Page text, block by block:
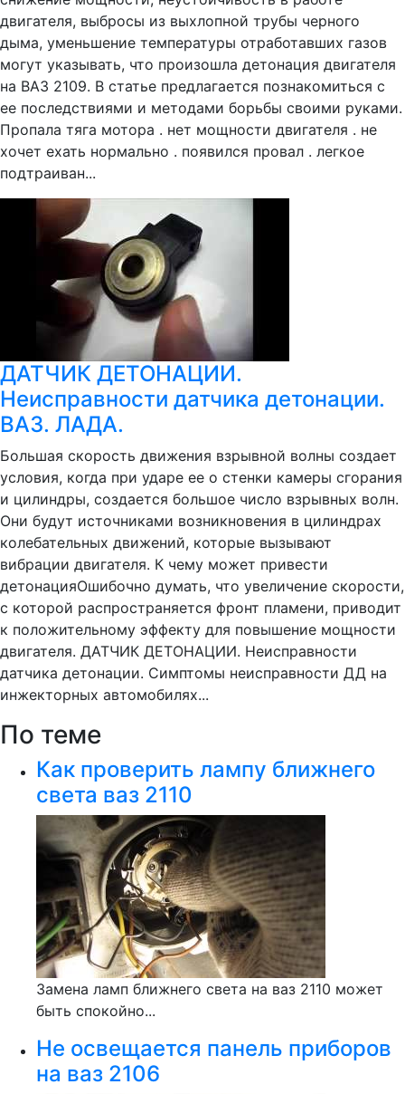
двигателя, выбросы из выхлопной трубы черного
дыма, уменьшение температуры отработавших газов
могут указывать, что произошла детонация двигателя
на ВАЗ 2109. В статье предлагается познакомиться с
ее последствиями и методами борьбы своими руками.
Пропала тяга мотора . нет мощности двигателя . не
хочет ехать нормально . появился провал . легкое
подтраиван...
ДАТЧИК ДЕТОНАЦИИ.
Неисправности датчика детонации.
ВАЗ. ЛАДА.
Большая скорость движения взрывной волны создает
условия, когда при ударе ее о стенки камеры сгорания
и цилиндры, создается большое число взрывных волн.
Они будут источниками возникновения в цилиндрах
колебательных движений, которые вызывают
вибрации двигателя. К чему может привести
детонацияОшибочно думать, что увеличение скорости,
с которой распространяется фронт пламени, приводит
к положительному эффекту для повышение мощности
двигателя. ДАТЧИК ДЕТОНАЦИИ. Неисправности
датчика детонации. Симптомы неисправности ДД на
инжекторных автомобилях...
По теме
Как проверить лампу ближнего
света ваз 2110
Замена ламп ближнего света на ваз 2110 может
быть спокойно...
Не освещается панель приборов
на ваз 2106